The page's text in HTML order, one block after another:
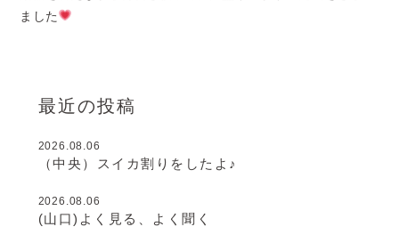
ました
最近の投稿
2026.08.06
（中央）スイカ割りをしたよ♪
2026.08.06
(山口)よく見る、よく聞く